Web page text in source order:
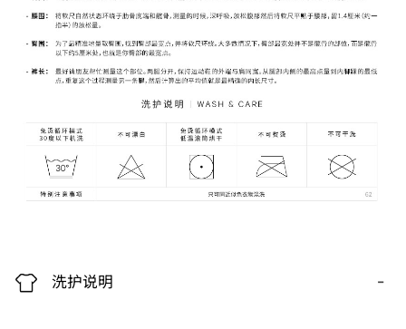
洗护说明 -